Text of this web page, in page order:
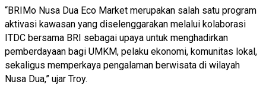
“BRIMo Nusa Dua Eco Market merupakan salah satu program
aktivasi kawasan yang diselenggarakan melalui kolaborasi
ITDC bersama BRI sebagai upaya untuk menghadirkan
pemberdayaan bagi UMKM, pelaku ekonomi, komunitas lokal,
sekaligus memperkaya pengalaman berwisata di wilayah
Nusa Dua,” ujar Troy.